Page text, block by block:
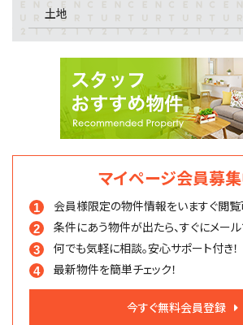
土地
マイページ会員募集
会員様限定の物件情報をいますぐ閲覧
条件にあう物件が出たら、すぐにメール
何でも気軽に相談。安心サポート付き！
最新物件を簡単チェック！
今すぐ無料会員登録